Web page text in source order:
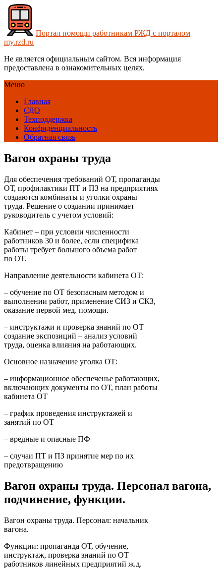
Портал помощи работникам РЖД с порталом
my.rzd.ru
Не является официальным сайтом. Вся информация
предоставлена в ознакомительных целях.
Меню
Главная
СДО
Техподдержка
Конфиденциальность
Обратная связь
Вагон охраны труда
Для обеспечения требований ОТ, пропаганды
ОТ, профилактики ПТ и ПЗ на предприятиях
создаются комбинаты и уголки охраны
труда. Решение о создании принимает
руководитель с учетом условий:
Кабинет – при условии численности
работников 30 и более, если специфика
работы требует большого объема работ
по ОТ.
Направление деятельности кабинета ОТ:
– обучение по ОТ безопасным методом и
выполнении работ, применение СИЗ и СКЗ,
оказание первой мед. помощи.
– инструктажи и проверка знаний по ОТ
создание экспозиций – анализ условий
труда, оценка влияния на работающих.
Основное назначение уголка ОТ:
– информационное обеспеченье работающих,
включающих документы по ОТ, план работы
кабинета ОТ
– график проведения инструктажей и
занятий по ОТ
– вредные и опасные ПФ
– случаи ПТ и ПЗ принятие мер по их
предотвращению
Вагон охраны труда. Персонал вагона,
подчинение, функции.
Вагон охраны труда. Персонал: начальник
вагона.
Функции: пропаганда ОТ, обучение,
инструктаж, проверка знаний по ОТ
работников линейных предприятий ж.д.